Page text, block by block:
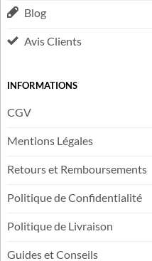
Blog
Avis Clients
INFORMATIONS
CGV
Mentions Légales
Retours et Remboursements
Politique de Confidentialité
Politique de Livraison
Guides et Conseils